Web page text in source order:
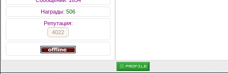
Награды: 506
Репутация:
4022